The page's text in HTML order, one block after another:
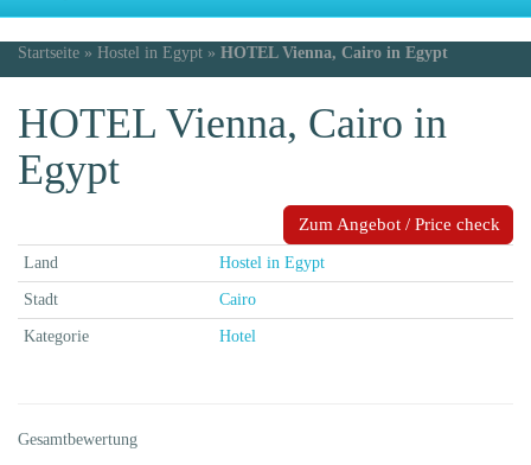
Startseite » Hostel in Egypt » HOTEL Vienna, Cairo in Egypt
HOTEL Vienna, Cairo in
Egypt
Zum Angebot / Price check
Land Hostel in Egypt
Stadt Cairo
Kategorie Hotel
Gesamtbewertung